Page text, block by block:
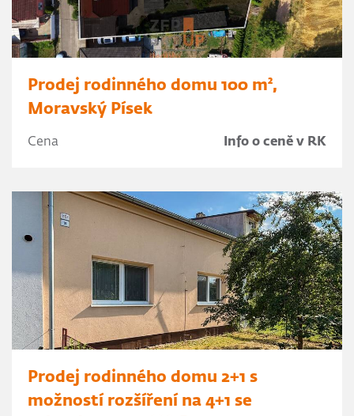
Prodej rodinného domu 100 m²,
Moravský Písek
Cena Info o ceně v RK
Prodej rodinného domu 2+1 s
možností rozšíření na 4+1 se